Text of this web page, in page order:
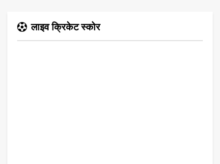
लाइव क्रिकेट स्कोर